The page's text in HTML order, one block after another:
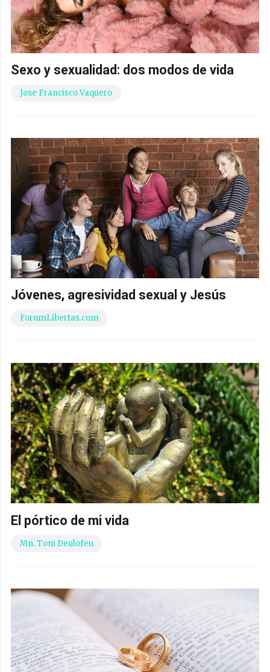
Sexo y sexualidad: dos modos de vida
Jose Francisco Vaquero
Jóvenes, agresividad sexual y Jesús
ForumLibertas.com
El pórtico de mi vida
Mn. Toni Deulofeu